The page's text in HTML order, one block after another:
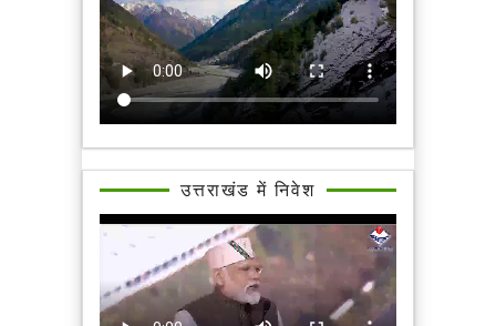
उत्तराखंड में निवेश